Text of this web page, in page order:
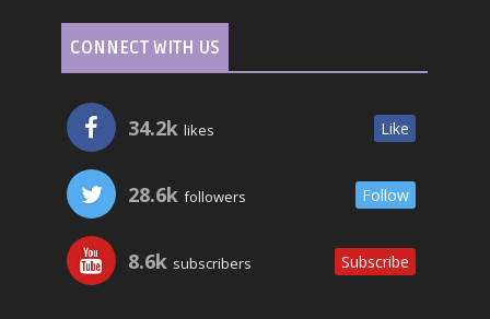
CONNECT WITH US
34.2k likes Like
28.6k followers Follow
8.6k subscribers Subscribe